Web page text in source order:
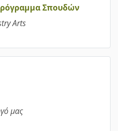
Σπουδών
Arts
μας